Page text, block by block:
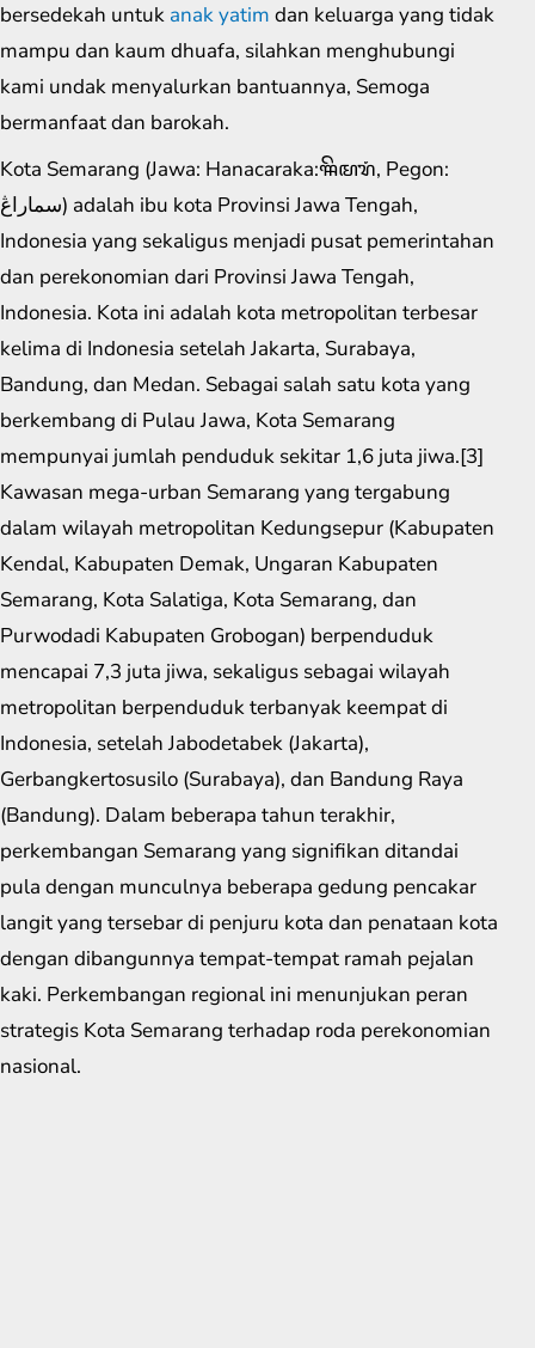
bersedekah untuk anak yatim dan keluarga yang tidak
mampu dan kaum dhuafa, silahkan menghubungi
kami undak menyalurkan bantuannya, Semoga
bermanfaat dan barokah.
Kota Semarang (Jawa: Hanacaraka:ꦯꦼꦩꦫꦁ​, Pegon:
سماراڠ) adalah ibu kota Provinsi Jawa Tengah,
Indonesia yang sekaligus menjadi pusat pemerintahan
dan perekonomian dari Provinsi Jawa Tengah,
Indonesia. Kota ini adalah kota metropolitan terbesar
kelima di Indonesia setelah Jakarta, Surabaya,
Bandung, dan Medan. Sebagai salah satu kota yang
berkembang di Pulau Jawa, Kota Semarang
mempunyai jumlah penduduk sekitar 1,6 juta jiwa.[3]
Kawasan mega-urban Semarang yang tergabung
dalam wilayah metropolitan Kedungsepur (Kabupaten
Kendal, Kabupaten Demak, Ungaran Kabupaten
Semarang, Kota Salatiga, Kota Semarang, dan
Purwodadi Kabupaten Grobogan) berpenduduk
mencapai 7,3 juta jiwa, sekaligus sebagai wilayah
metropolitan berpenduduk terbanyak keempat di
Indonesia, setelah Jabodetabek (Jakarta),
Gerbangkertosusilo (Surabaya), dan Bandung Raya
(Bandung). Dalam beberapa tahun terakhir,
perkembangan Semarang yang signifikan ditandai
pula dengan munculnya beberapa gedung pencakar
langit yang tersebar di penjuru kota dan penataan kota
dengan dibangunnya tempat-tempat ramah pejalan
kaki. Perkembangan regional ini menunjukan peran
strategis Kota Semarang terhadap roda perekonomian
nasional.